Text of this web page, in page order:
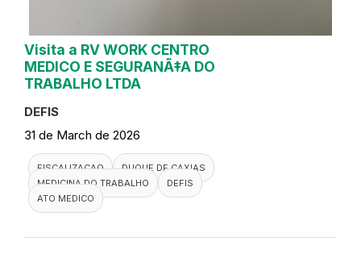
Visita a RV WORK CENTRO
MEDICO E SEGURANÃ‡A DO
TRABALHO LTDA
DEFIS
31 de March de 2026
FISCALIZACAO
DUQUE DE CAXIAS
MEDICINA DO TRABALHO
DEFIS
ATO MEDICO